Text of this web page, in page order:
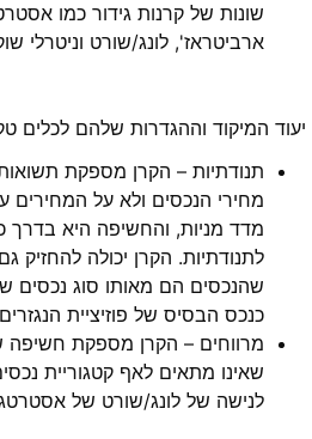
שונות של קרנות גידור כמו
ארביטראז', לונג/שורט וניטרלי
יעוד המיקוד וההגדרות שלהם לכלים
תנודתיות – הקרן מספקת
מחירי הנכסים ולא על
מדד מניות, והחשיפה היא בדרך
לתנודתיות. הקרן יכולה להחזיק
שהנכסים הם מאותו סוג
כנכס הבסיס של פוזיציית
מרווחים – הקרן מספקת חשיפה
שאינו מתאים לאף קטגוריית
לנישה של לונג/שורט של